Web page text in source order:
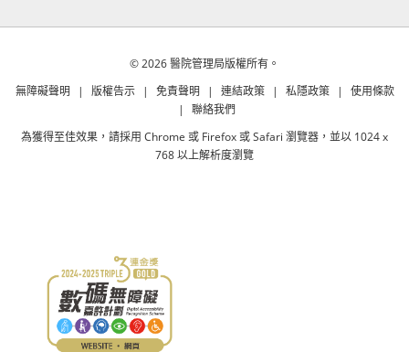
© 2026 醫院管理局版權所有。
無障礙聲明
| 版權告示 | 免責聲明 | 連結政策 | 私隱政策 |
使用條款
|
聯絡我們
為獲得至佳效果，請採用 Chrome 或 Firefox 或 Safari 瀏覽器，並以 1024 x
768 以上解析度瀏覽